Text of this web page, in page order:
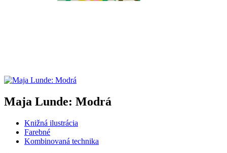
Maja Lunde: Modrá
Knižná ilustrácia
Farebné
Kombinovaná technika